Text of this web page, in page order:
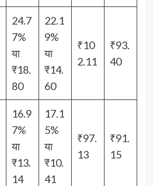
24.7
7%
या
₹18.
80
22.1
9%
या
₹14.
60
₹10
2.11
₹93.
40
16.9
7%
या
₹13.
14
17.1
5%
या
₹10.
41
₹97.
13
₹91.
15